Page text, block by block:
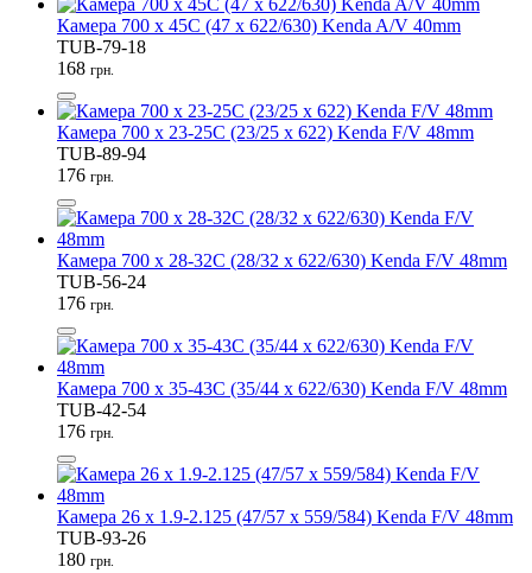
Камера 700 x 45C (47 x 622/630) Kenda A/V 40mm
TUB-79-18
168 грн.
Камера 700 x 23-25C (23/25 x 622) Kenda F/V 48mm
TUB-89-94
176 грн.
Камера 700 x 28-32C (28/32 x 622/630) Kenda F/V 48mm
TUB-56-24
176 грн.
Камера 700 x 35-43C (35/44 x 622/630) Kenda F/V 48mm
TUB-42-54
176 грн.
Камера 26 x 1.9-2.125 (47/57 x 559/584) Kenda F/V 48mm
TUB-93-26
180 грн.